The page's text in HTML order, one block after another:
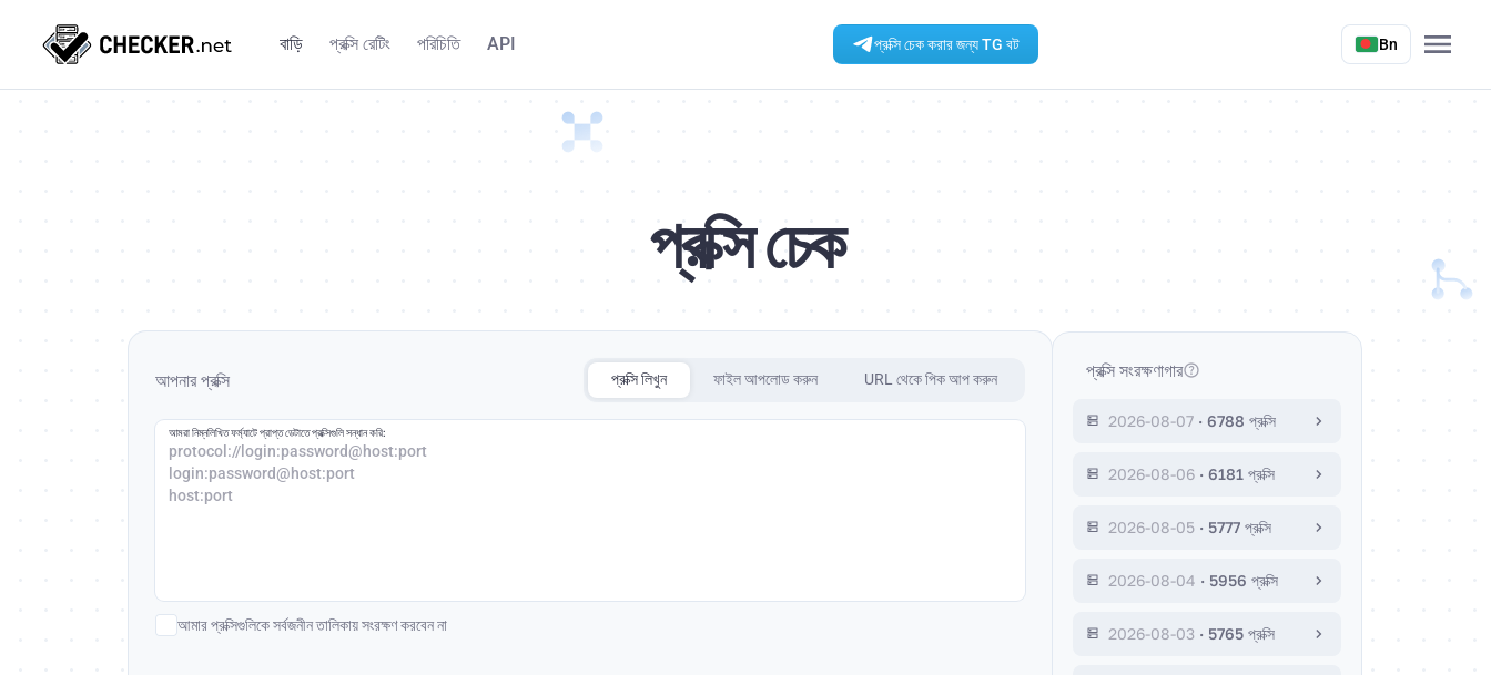
বাড়ি প্রক্সি রেটিং পরিচিতি API প্রক্সি চেক করার জন্য TG বট Bn
প্রক্সি চেক
আপনার প্রক্সি প্রক্সি লিখুন ফাইল আপলোড করুন URL থেকে পিক আপ করুন
আমরা নিম্নলিখিত ফর্ম্যাটে প্রাপ্ত ডেটাতে প্রক্সিগুলি সন্ধান করি:
protocol://login:password@host:port
login:password@host:port
host:port
আমার প্রক্সিগুলিকে সর্বজনীন তালিকায় সংরক্ষণ করবেন না
প্রক্সি সংরক্ষণাগার
2026-08-07 · 6788 প্রক্সি
2026-08-06 · 6181 প্রক্সি
2026-08-05 · 5777 প্রক্সি
2026-08-04 · 5956 প্রক্সি
2026-08-03 · 5765 প্রক্সি